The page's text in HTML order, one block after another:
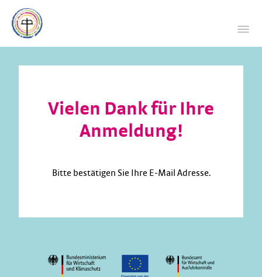
Vielen Dank für Ihre
Anmeldung!
Bitte bestätigen Sie Ihre E-Mail Adresse.